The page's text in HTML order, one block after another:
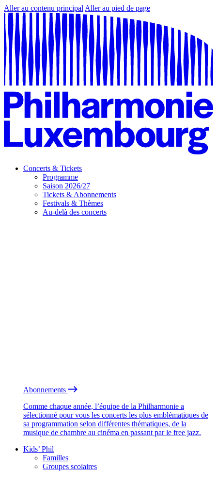
Aller au contenu principal Aller au pied de page
Concerts & Tickets
Programme
Saison 2026/27
Tickets & Abonnements
Festivals & Thèmes
Au-delà des concerts
Abonnements
Comme chaque année, l’équipe de la Philharmonie a
sélectionné pour vous les concerts les plus emblématiques de
sa programmation selon différentes thématiques, de la
musique de chambre au cinéma en passant par le free jazz.
Kids’ Phil
Familles
Groupes scolaires